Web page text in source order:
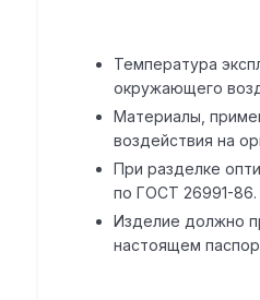
Температура
окружающего
Материалы,
воздействия на
При разделке
по ГОСТ 26991-86.
Изделие должно
настоящем